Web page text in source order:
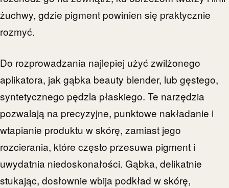
żuchwy, gdzie pigment powinien się praktycznie
rozmyć.
Do rozprowadzania najlepiej użyć zwilżonego
aplikatora, jak gąbka beauty blender, lub gęstego,
syntetycznego pędzla płaskiego. Te narzędzia
pozwalają na precyzyjne, punktowe nakładanie i
wtapianie produktu w skórę, zamiast jego
rozcierania, które często przesuwa pigment i
uwydatnia niedoskonałości. Gąbka, delikatnie
stukając, dosłownie wbija podkład w skórę,